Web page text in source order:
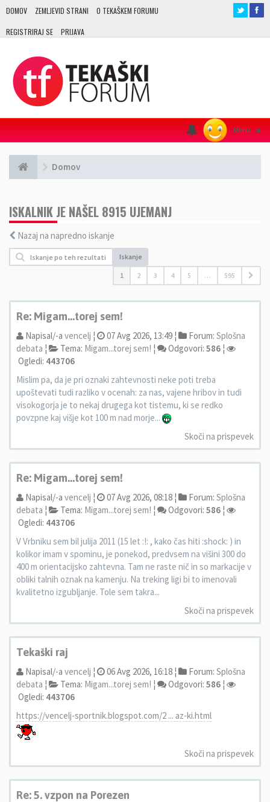
DOMOV ZEMLJEVID STRANI O TEKAŠKEM FORUMU
REGISTRIRAJ SE PRIJAVA
Menu ≡
Domov
ISKALNIK JE NAŠEL 8915 UJEMANJ
Nazaj na napredno iskanje
Iskanje
1 2 3 4 5 … 595
Re: Migam...torej sem!
Napisal/-a vencelj ¦ 07 Avg 2026, 13:49 ¦ Forum: Splošna
debata ¦ Tema: Migam...torej sem! ¦ Odgovori: 586 ¦
Ogledi: 443706
Mislim pa, da je pri oznaki zahtevnosti neke poti treba
upoštevati tudi razliko v ocenah: za nas, vajene hribov in tudi
visokogorja je to nekaj drugega kot tistemu, ki se redko
povzpne kaj višje kot 100 m nad morje...
Skoči na prispevek
Re: Migam...torej sem!
Napisal/-a vencelj ¦ 07 Avg 2026, 08:18 ¦ Forum: Splošna
debata ¦ Tema: Migam...torej sem! ¦ Odgovori: 586 ¦
Ogledi: 443706
V Vrbniku sem bil julija 2011 (15 let :!: , kako čas hiti :shock: ) in
kolikor imam v spominu, je ponekod, predvsem na višini 300 do
400 m orientacijsko zahtevna. Tam ne raste nič in so markacije v
obliki talnih oznak na kamenju. Na treking ligi bi to imenovali
kvalitetno izgubljanje. Tole sem takra...
Skoči na prispevek
Tekaški raj
Napisal/-a vencelj ¦ 06 Avg 2026, 16:18 ¦ Forum: Splošna
debata ¦ Tema: Migam...torej sem! ¦ Odgovori: 586 ¦
Ogledi: 443706
https://vencelj-sportnik.blogspot.com/2 ... az-ki.html
Skoči na prispevek
Re: 5. vzpon na Porezen